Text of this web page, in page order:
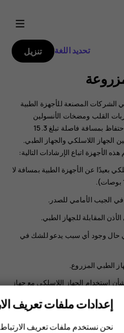
تحديد اللغة تنزيل
المصنعة للأجهزة الطبية
القلب ومضخات الأنسولين
ومحفزات الأعصاب) بضرورة الاحتفاظ بمسافة فاصلة تبلغ 15.3
بين الجهاز اللاسلكي والجهاز الطبي.
الأجهزة اتباع الإرشادات التالية:
بعيدًا عن الأجهزة الطبية بمسافة لا
في الجيب الأمامي للصدر.
المقابلة للجهاز الطبي.
حال وجود أي سبب يدعو للشك في
الطبي المزروع.
استخدام الجهاز اللاسلكي مع جهاز
الرعاية الطبية الخاص بك.
إعدادات ملفات تعريف
نحن نستخدم ملفات تعريف